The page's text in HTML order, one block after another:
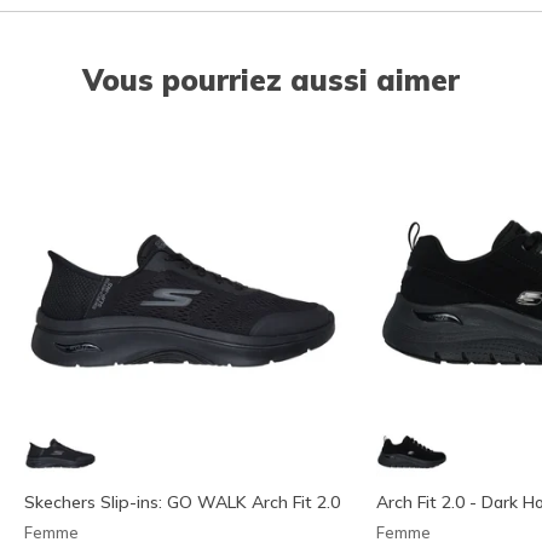
Vous pourriez aussi aimer
Skechers Slip-ins: GO WALK Arch Fit 2.0
Femme
Arch Fit 2.0 - Dark
Femme